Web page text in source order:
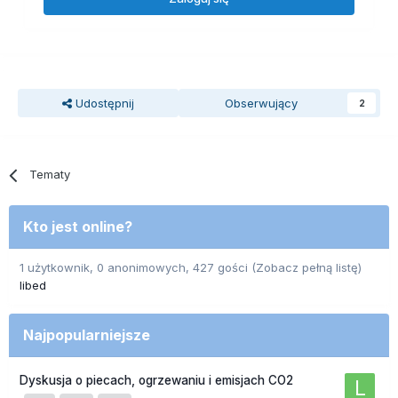
Udostępnij Obserwujący 2
Tematy
Kto jest online?
1 użytkownik, 0 anonimowych, 427 gości (Zobacz pełną listę)
libed
Najpopularniejsze
Dyskusja o piecach, ogrzewaniu i emisjach CO2